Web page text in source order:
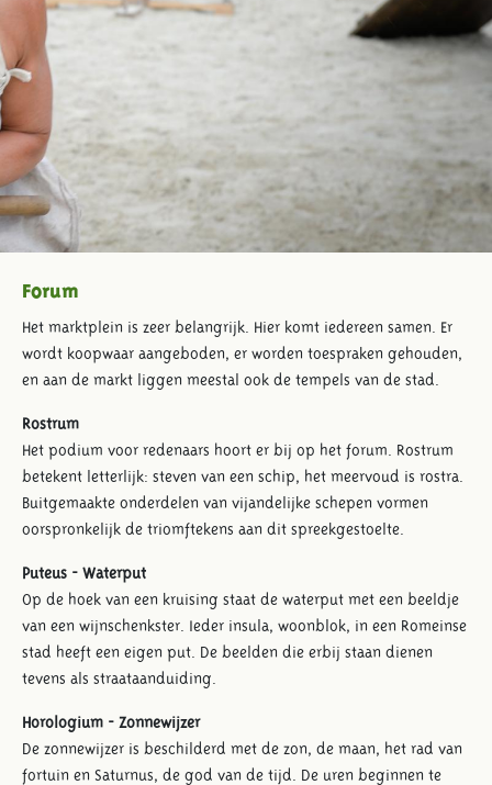
Forum
Het marktplein is zeer belangrijk. Hier komt iedereen samen. Er
wordt koopwaar aangeboden, er worden toespraken gehouden,
en aan de markt liggen meestal ook de tempels van de stad.
Rostrum
Het podium voor redenaars hoort er bij op het forum. Rostrum
betekent letterlijk: steven van een schip, het meervoud is rostra.
Buitgemaakte onderdelen van vijandelijke schepen vormen
oorspronkelijk de triomftekens aan dit spreekgestoelte.
Puteus - Waterput
Op de hoek van een kruising staat de waterput met een beeldje
van een wijnschenkster. Ieder insula, woonblok, in een Romeinse
stad heeft een eigen put. De beelden die erbij staan dienen
tevens als straataanduiding.
Horologium - Zonnewijzer
De zonnewijzer is beschilderd met de zon, de maan, het rad van
fortuin en Saturnus, de god van de tijd. De uren beginnen te